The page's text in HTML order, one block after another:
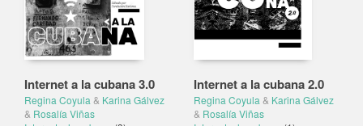
Internet a la cubana 3.0
Regina Coyula & Karina Gálvez
& Rosalía Viñas
Internet a la cubana 2.0
Regina Coyula & Karina Gálvez
& Rosalía Viñas